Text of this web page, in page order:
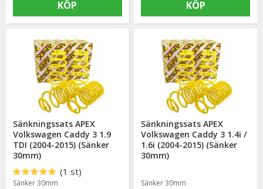
KÖP KÖP
Sänkningssats APEX
Volkswagen Caddy 3 1.9
TDI (2004-2015) (Sänker
30mm)
(1 st)
Sänker 30mm
Sänkningssats APEX
Volkswagen Caddy 3 1.4i /
1.6i (2004-2015) (Sänker
30mm)
Sänker 30mm